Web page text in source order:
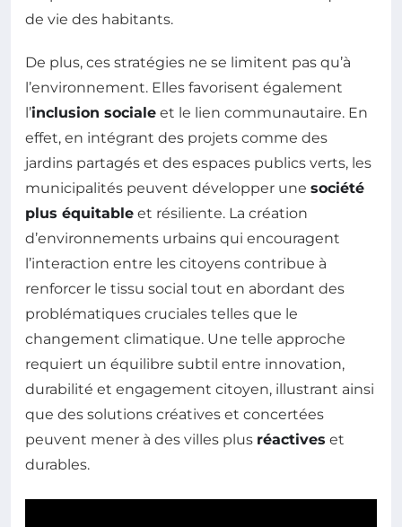
de vie des habitants.
De plus, ces stratégies ne se limitent pas qu’à
l’environnement. Elles favorisent également
l’inclusion sociale et le lien communautaire. En
effet, en intégrant des projets comme des
jardins partagés et des espaces publics verts, les
municipalités peuvent développer une société
plus équitable et résiliente. La création
d’environnements urbains qui encouragent
l’interaction entre les citoyens contribue à
renforcer le tissu social tout en abordant des
problématiques cruciales telles que le
changement climatique. Une telle approche
requiert un équilibre subtil entre innovation,
durabilité et engagement citoyen, illustrant ainsi
que des solutions créatives et concertées
peuvent mener à des villes plus réactives et
durables.